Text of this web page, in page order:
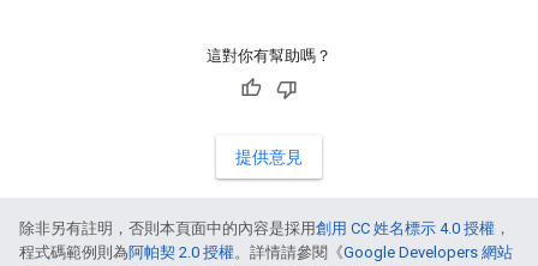
這對你有幫助嗎？
提供意見
除非另有註明，否則本頁面中的內容是採用創用 CC 姓名標示 4.0 授權 ，
程式碼範例則為阿帕契 2.0 授權。詳情請參閱《Google Developers 網站